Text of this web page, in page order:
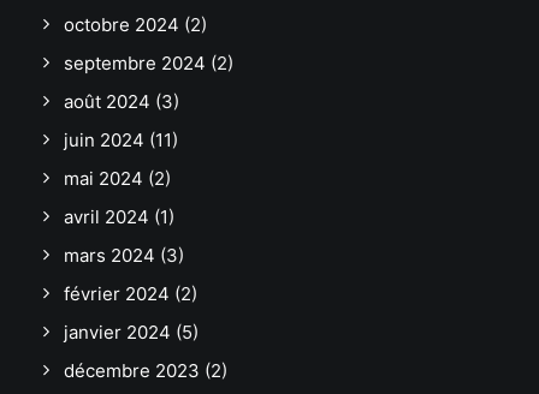
octobre 2024 (2)
septembre 2024 (2)
août 2024 (3)
juin 2024 (11)
mai 2024 (2)
avril 2024 (1)
mars 2024 (3)
février 2024 (2)
janvier 2024 (5)
décembre 2023 (2)